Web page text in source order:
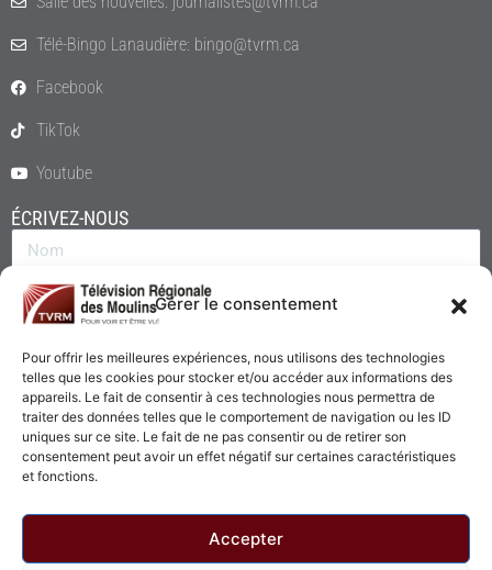
Gérer le consentement
Pour offrir les meilleures expériences, nous utilisons des technologies
telles que les cookies pour stocker et/ou accéder aux informations des
appareils. Le fait de consentir à ces technologies nous permettra de
traiter des données telles que le comportement de navigation ou les ID
uniques sur ce site. Le fait de ne pas consentir ou de retirer son
consentement peut avoir un effet négatif sur certaines caractéristiques
et fonctions.
Accepter
Télé-Bingo Lanaudière: bingo@tvrm.ca
Facebook
TikTok
Youtube
ÉCRIVEZ-NOUS